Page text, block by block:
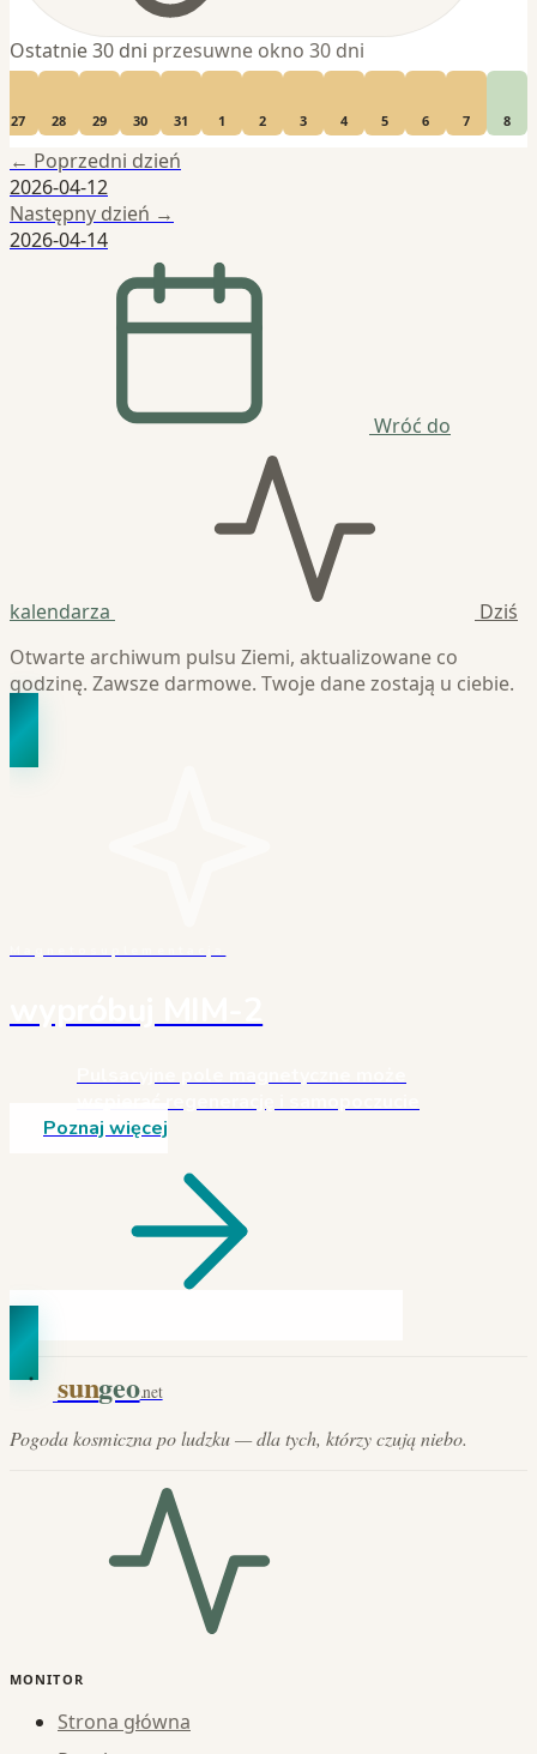
Ostatnie 30 dni przesuwne okno 30 dni
27 28 29 30 31 1 2 3 4 5 6 7 8
← Poprzedni dzień
2026-04-12
Następny dzień →
2026-04-14
Wróć do
kalendarza
Dziś
Otwarte archiwum pulsu Ziemi, aktualizowane co
godzinę. Zawsze darmowe. Twoje dane zostają u ciebie.
Poznaj więcej
sungeo.net
Pogoda kosmiczna po ludzku — dla tych, którzy czują niebo.
MONITOR
Strona główna